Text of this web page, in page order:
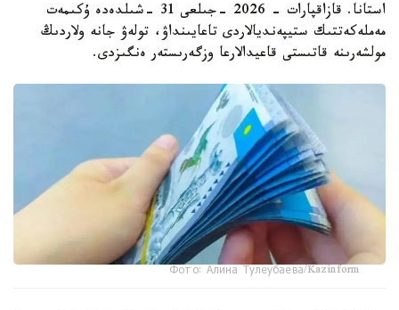
استانا. قازاقپارات - 2026 -جىلعى 31 -شىلدەدە ۇكىمەت
مەملەكەتتىك ستيپەنديالاردى تاعايىنداۋ، تولەۋ جانە ولاردىڭ
مولشەرىنە قاتىستى قاعيدالارعا وزگەرىستەر ەنگىزدى.
Фото: Алина Тулеубаева/Kazinform